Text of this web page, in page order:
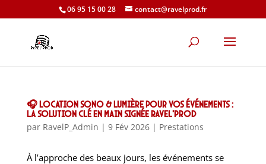
06 95 15 00 28 contact@ravelprod.fr
🎧 Location sono & lumière pour vos événements :
la solution clé en main signée Ravel’Prod
par RavelP_Admin | 9 Fév 2026| Prestations
À l’approche des beaux jours, les événements se